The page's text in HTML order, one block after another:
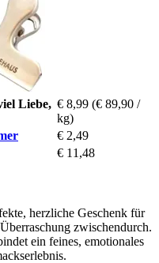
Liebe, € 8,99 (€ 89,90 /
kg)
€ 2,49
€ 11,48
herzliche Geschenk für
zwischendurch.
ein feines, emotionales